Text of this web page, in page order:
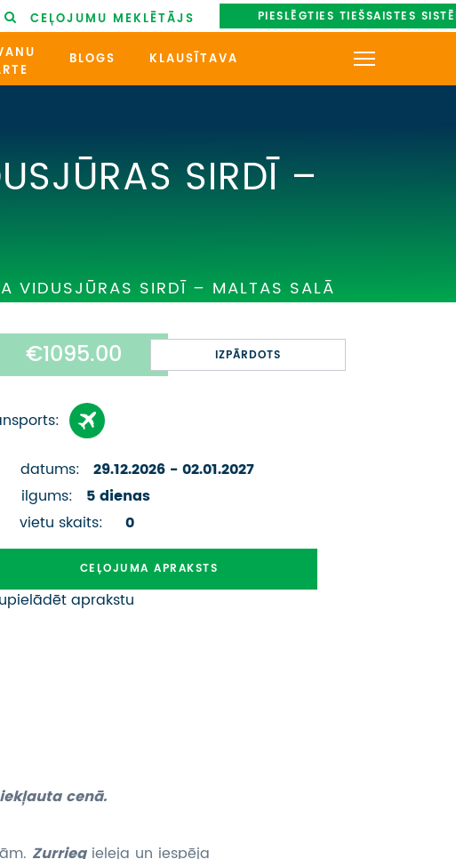
CEĻOJUMU MEKLĒTĀJS PIESLĒGTIES TIEŠSAISTES
BLOGS KLAUSĪTAVA
IMPRO KONKURSI
PIRMSLĪGUMA INFORMĀCIJA,
KLIENTA LĪGUMS,
CEĻOJUMU APDROŠINĀŠANA
SIRDĪ –
VIDUSJŪRAS SIRDĪ – MALTAS SALĀ
€1095.00 IZPĀRDOTS
datums:
29.12.2026 - 02.01.2027
ilgums:
5 dienas
vietu skaits:
0
CEĻOJUMA APRAKSTS
aprakstu
cenā.
Zurrieq ieleja un iespēja